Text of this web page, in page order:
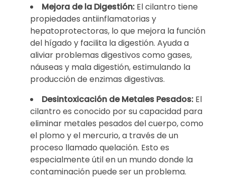
Mejora de la Digestión: El cilantro tiene
propiedades antiinflamatorias y
hepatoprotectoras, lo que mejora la función
del hígado y facilita la digestión. Ayuda a
aliviar problemas digestivos como gases,
náuseas y mala digestión, estimulando la
producción de enzimas digestivas.
Desintoxicación de Metales Pesados: El
cilantro es conocido por su capacidad para
eliminar metales pesados del cuerpo, como
el plomo y el mercurio, a través de un
proceso llamado quelación. Esto es
especialmente útil en un mundo donde la
contaminación puede ser un problema.